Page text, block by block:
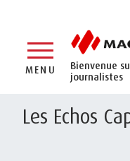
Bienvenue
journalistes
MENU
Les Echos